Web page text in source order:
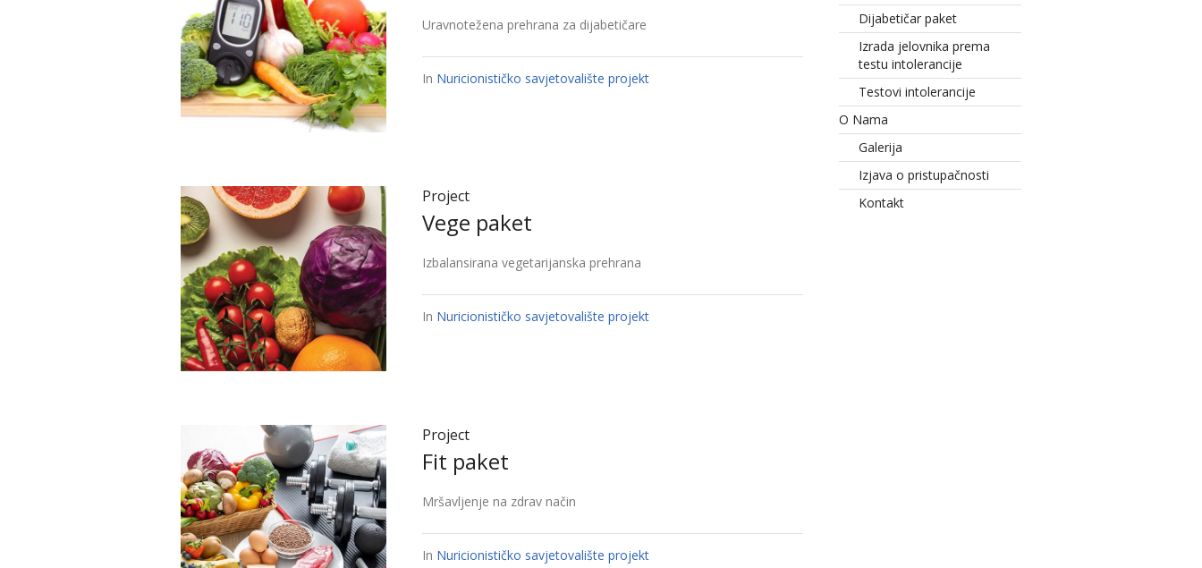
Uravnotežena prehrana za dijabetičare
In Nuricionističko savjetovalište projekt
Project
Vege paket
Izbalansirana vegetarijanska prehrana
In Nuricionističko savjetovalište projekt
Project
Fit paket
Mršavljenje na zdrav način
In Nuricionističko savjetovalište projekt
Dijabetičar paket
Izrada jelovnika prema
testu intolerancije
Testovi intolerancije
O Nama
Galerija
Izjava o pristupačnosti
Kontakt